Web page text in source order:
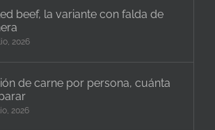
beef, la variante con falda de
2026
de carne por persona, cuánta
2026